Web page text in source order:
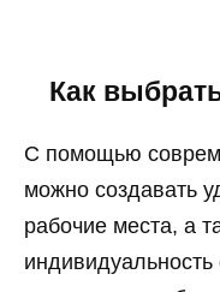
Как
С помощью
можно создавать
рабочие места, а